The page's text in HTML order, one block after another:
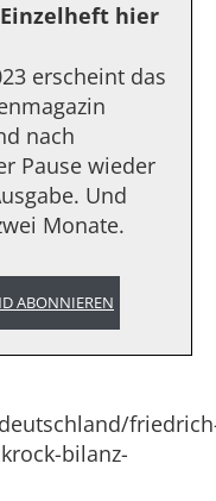
hier
erscheint das
nach
Pause wieder
Und
Monate.
ABONNIEREN
bilanz-